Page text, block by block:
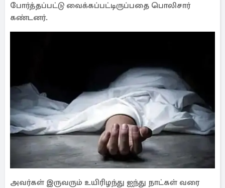
போர்த்தப்பட்டு வைக்கப்பட்டிருப்பதை பொலிசார்
கண்டனர்.
அவர்கள் இருவரும் உயிரிழந்து ஐந்து நாட்கள் வரை